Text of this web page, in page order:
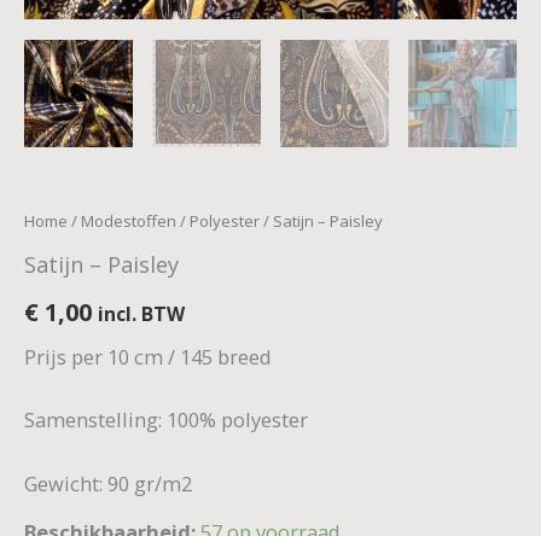
Home / Modestoffen / Polyester/ Satijn – Paisley
Satijn – Paisley
€ 1,00 incl. BTW
Prijs per 10 cm / 145 breed
Samenstelling: 100% polyester
Gewicht: 90 gr/m2